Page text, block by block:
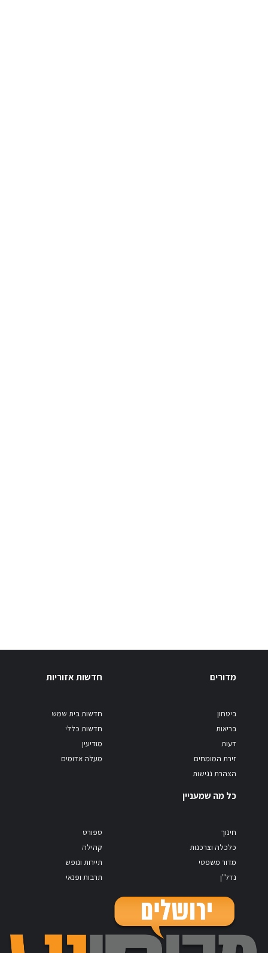
מדורים
ביטחון
בריאות
דעות
זירת המומחים
הצהרת נגישות
חדשות אזוריות
חדשות בית שמש
חדשות כללי
מודיעין
מעלה אדומים
כל מה שמעניין
חינוך
כלכלה וצרכנות
מדור משפטי
נדל"ן
ספורט
קהילה
תיירות ונופש
תרבות ופנאי